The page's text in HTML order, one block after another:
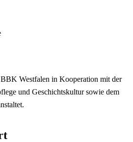
Westfalen in Kooperation mit der
und Geschichtskultur sowie dem